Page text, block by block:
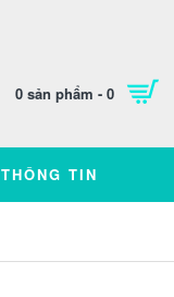
0 sản phẩm - 0
THÔNG TIN